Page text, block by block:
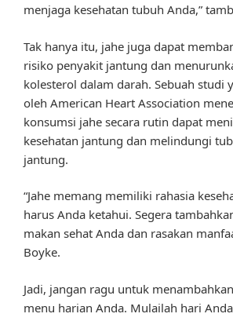
menjaga kesehatan tubuh Anda,”
Tak hanya itu, jahe juga dapat
risiko penyakit jantung dan
kolesterol dalam darah. Sebuah studi
oleh American Heart Association
konsumsi jahe secara rutin dapat
kesehatan jantung dan melindungi
jantung.
“Jahe memang memiliki rahasia
harus Anda ketahui. Segera
makan sehat Anda dan rasakan
Boyke.
Jadi, jangan ragu untuk
menu harian Anda. Mulailah hari